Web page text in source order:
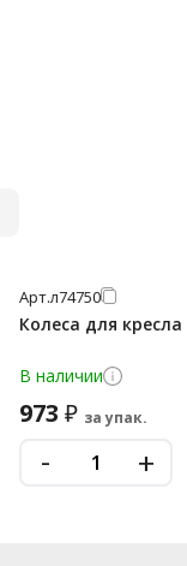
Арт.л74750
Колеса для
В наличии
973 ₽ за упак.
- +